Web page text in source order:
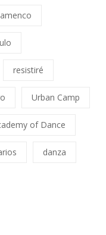
resistiré
Urban Camp
of Dance
danza